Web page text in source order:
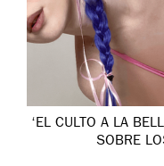
‘EL CULTO A LA
SOBRE